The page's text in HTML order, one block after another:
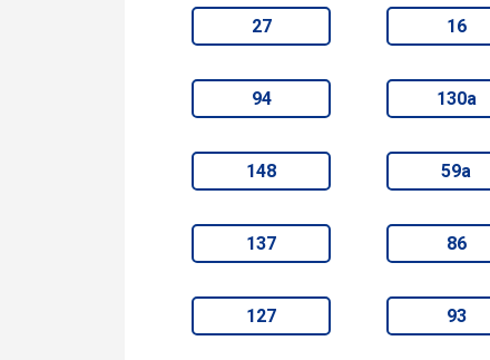
27 16
94 130а
148 59а
137 86
127 93